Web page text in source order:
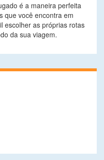
é a maneira perfeita
que você encontra em
escolher as próprias rotas
da sua viagem.